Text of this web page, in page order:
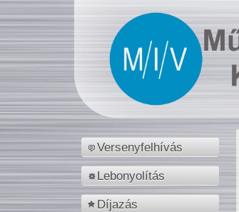
Versenyfelhívás
Lebonyolítás
Díjazás